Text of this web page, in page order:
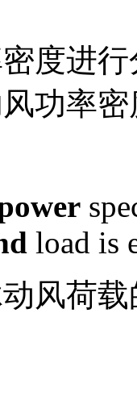
密度进行
风功率密
load is
风荷载